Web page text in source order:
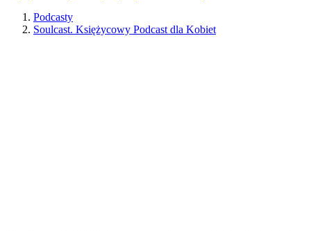
Podcasty
Soulcast. Księżycowy Podcast dla Kobiet